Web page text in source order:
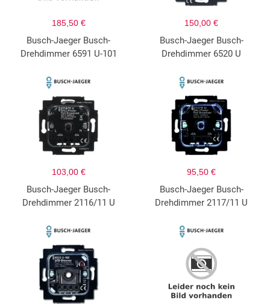
185,50 €
Busch-Jaeger Busch-
Drehdimmer 6591 U-101
150,00 €
Busch-Jaeger Busch-
Drehdimmer 6520 U
103,00 €
Busch-Jaeger Busch-
Drehdimmer 2116/11 U
95,50 €
Busch-Jaeger Busch-
Drehdimmer 2117/11 U